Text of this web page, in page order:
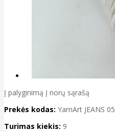
Į palyginimą Į norų sąrašą
Prekės kodas: YarnArt JEANS 05
Turimas kiekis: 9